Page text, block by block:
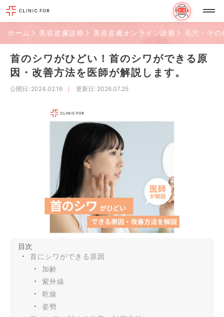
ホーム 美容皮膚診療 美容皮膚オンライン診療 毛穴・そ
首のシワがひどい！首のシワができる原
因・改善方法を医師が解説します。
公開日 : 2024.02.16 更新日 : 2026.07.25
目次
首にシワができる原因
加齢
紫外線
乾燥
姿勢